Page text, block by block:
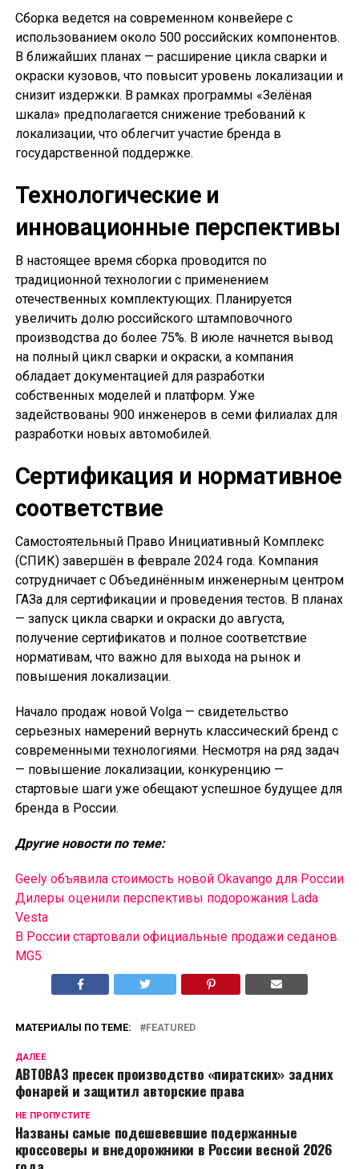
Сборка ведется на современном конвейере с
использованием около 500 российских компонентов.
В ближайших планах — расширение цикла сварки и
окраски кузовов, что повысит уровень локализации и
снизит издержки. В рамках программы «Зелёная
шкала» предполагается снижение требований к
локализации, что облегчит участие бренда в
государственной поддержке.
Технологические и
инновационные перспективы
В настоящее время сборка проводится по
традиционной технологии с применением
отечественных комплектующих. Планируется
увеличить долю российского штамповочного
производства до более 75%. В июле начнется вывод
на полный цикл сварки и окраски, а компания
обладает документацией для разработки
собственных моделей и платформ. Уже
задействованы 900 инженеров в семи филиалах для
разработки новых автомобилей.
Сертификация и нормативное
соответствие
Самостоятельный Право Инициативный Комплекс
(СПИК) завершён в феврале 2024 года. Компания
сотрудничает с Объединённым инженерным центром
ГАЗа для сертификации и проведения тестов. В планах
— запуск цикла сварки и окраски до августа,
получение сертификатов и полное соответствие
нормативам, что важно для выхода на рынок и
повышения локализации.
Начало продаж новой Volga — свидетельство
серьезных намерений вернуть классический бренд с
современными технологиями. Несмотря на ряд задач
— повышение локализации, конкуренцию —
стартовые шаги уже обещают успешное будущее для
бренда в России.
Другие новости по теме:
Geely объявила стоимость новой Okavango для России
Дилеры оценили перспективы подорожания Lada
Vesta
В России cтартовали официальные продажи седанов
MG5
МАТЕРИАЛЫ ПО ТЕМЕ: FEATURED
ДАЛЕЕ
АВТОВАЗ пресек производство «пиратских» задних
фонарей и защитил авторские права
НЕ ПРОПУСТИТЕ
Названы самые подешевевшие подержанные
кроссоверы и внедорожники в России весной 2026